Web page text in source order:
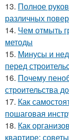
13. Полное
различных
14. Чем отмыть
методы
15. Минусы и
перед
16. Почему
строительства
17. Как
пошаговая
18. Как
квартире: